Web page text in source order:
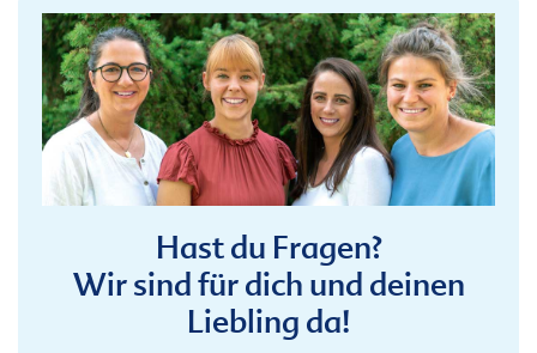
Hast du Fragen?
Wir sind für dich und deinen
Liebling da!